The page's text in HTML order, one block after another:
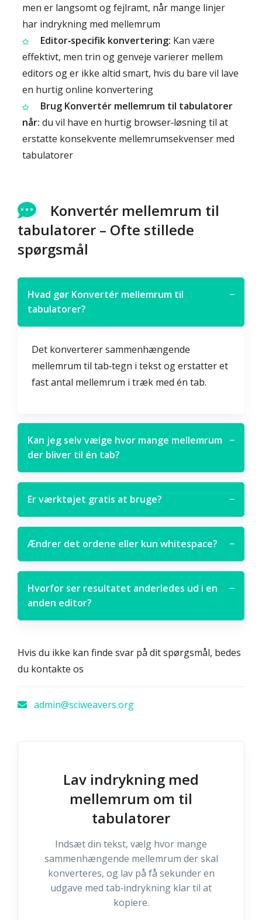
men er langsomt og fejlramt, når mange linjer
har indrykning med mellemrum
Editor‑specifik konvertering: Kan være
effektivt, men trin og genveje varierer mellem
editors og er ikke altid smart, hvis du bare vil lave
en hurtig online konvertering
Brug Konvertér mellemrum til tabulatorer
når: du vil have en hurtig browser‑løsning til at
erstatte konsekvente mellemrumsekvenser med
tabulatorer
Konvertér mellemrum til
tabulatorer – Ofte stillede
spørgsmål
Hvad gør Konvertér mellemrum til
tabulatorer?
−
Det konverterer sammenhængende
mellemrum til tab‑tegn i tekst og erstatter et
fast antal mellemrum i træk med én tab.
Kan jeg selv vælge hvor mange mellemrum
der bliver til én tab?
−
Er værktøjet gratis at bruge? −
Ændrer det ordene eller kun whitespace? −
Hvorfor ser resultatet anderledes ud i en
anden editor?
−
Hvis du ikke kan finde svar på dit spørgsmål, bedes
du kontakte os
admin@sciweavers.org
Lav indrykning med
mellemrum om til
tabulatorer
Indsæt din tekst, vælg hvor mange
sammenhængende mellemrum der skal
konverteres, og lav på få sekunder en
udgave med tab‑indrykning klar til at
kopiere.